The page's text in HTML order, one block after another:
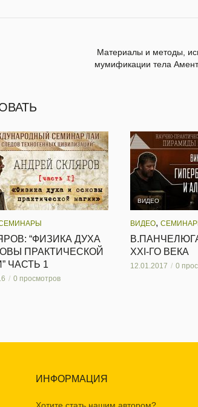
Материалы и методы,
мумификации тела
“ФИЗИКА ДУХА
ПРАКТИЧЕСКОЙ
ЧАСТЬ 1
0 просмотров
ВИДЕО
ВИДЕО,
XXI-ГО ВЕКА
12.01.2017 0
ИНФОРМАЦИЯ